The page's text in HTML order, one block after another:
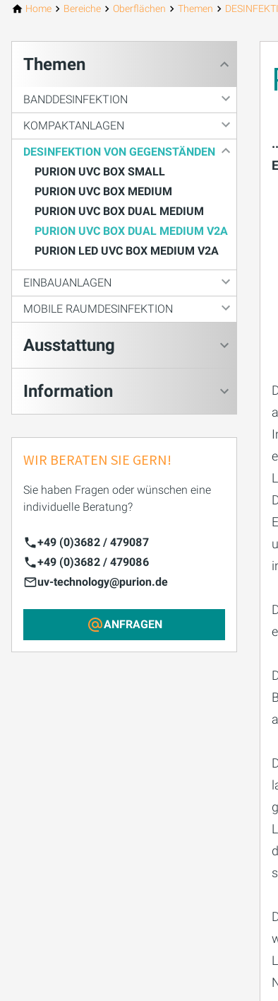
Home Bereiche Oberflächen Themen
Themen
BANDDESINFEKTION
KOMPAKTANLAGEN
DESINFEKTION VON GEGENSTÄNDEN
PURION UVC BOX SMALL
PURION UVC BOX MEDIUM
PURION UVC BOX DUAL MEDIUM
PURION UVC BOX DUAL MEDIUM V2A
PURION LED UVC BOX MEDIUM V2A
EINBAUANLAGEN
MOBILE RAUMDESINFEKTION
Ausstattung
Information
WIR BERATEN SIE GERN!
Sie haben Fragen oder wünschen eine
individuelle Beratung?
+49 (0)3682 / 479087
+49 (0)3682 / 479086
uv-technology@purion.de
ANFRAGEN